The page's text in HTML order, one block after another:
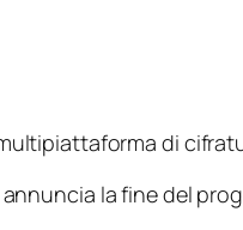
di
la fine del